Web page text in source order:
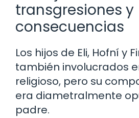
transgresiones y
consecuencias
Los hijos de Eli, Hofní y
también involucrados
religioso, pero su
era diametralmente
padre.